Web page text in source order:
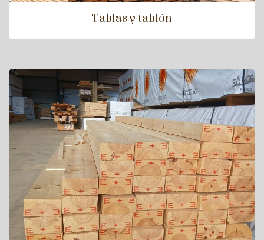
Tablas y tablón